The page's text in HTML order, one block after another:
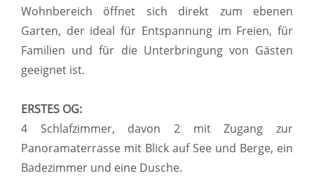
Wohnbereich öffnet sich direkt zum ebenen
Garten, der ideal für Entspannung im Freien, für
Familien und für die Unterbringung von Gästen
geeignet ist.
ERSTES OG:
4 Schlafzimmer, davon 2 mit Zugang zur
Panoramaterrasse mit Blick auf See und Berge, ein
Badezimmer und eine Dusche.